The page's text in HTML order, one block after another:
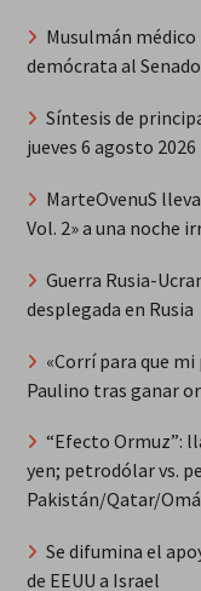
Musulmán
demócrata al
Síntesis de
jueves 6 agosto 2026
MarteOvenuS
Vol. 2» a una noche
Guerra Rusia-
desplegada en Rusia
«Corrí para que
Paulino tras ganar
“Efecto Ormuz”:
yen; petrodólar vs.
Pakistán/Qatar/
Se difumina el
de EEUU a Israel